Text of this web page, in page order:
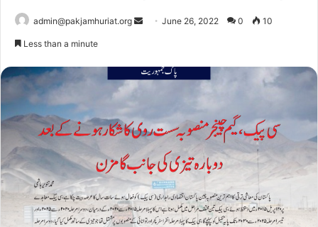
admin@pakjamhuriat.org
Send June 26, 2022 0 10
Less than a minute